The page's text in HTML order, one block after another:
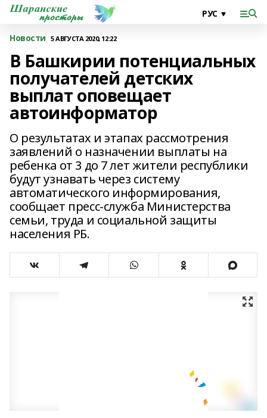
Новости 5 АВГУСТА 2020, 12:22
В Башкирии потенциальных
получателей детских
выплат оповещает
автоинформатор
О результатах и этапах рассмотрения
заявлений о назначении выплаты на
ребенка от 3 до 7 лет жители республики
будут узнавать через систему
автоматического информирования,
сообщает пресс-служба Министерства
семьи, труда и социальной защиты
населения РБ.